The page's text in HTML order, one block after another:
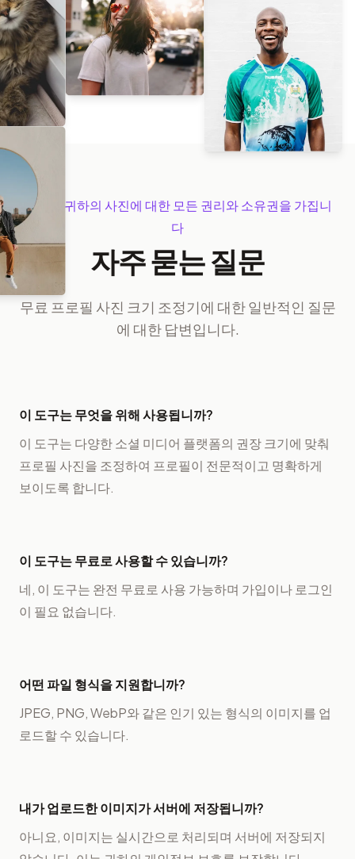
귀하는 귀하의 사진에 대한 모든 권리와 소유권을 가집니
다
자주 묻는 질문
무료 프로필 사진 크기 조정기에 대한 일반적인 질문
에 대한 답변입니다.
이 도구는 무엇을 위해 사용됩니까?
이 도구는 다양한 소셜 미디어 플랫폼의 권장 크기에 맞춰
프로필 사진을 조정하여 프로필이 전문적이고 명확하게
보이도록 합니다.
이 도구는 무료로 사용할 수 있습니까?
네, 이 도구는 완전 무료로 사용 가능하며 가입이나 로그인
이 필요 없습니다.
어떤 파일 형식을 지원합니까?
JPEG, PNG, WebP와 같은 인기 있는 형식의 이미지를 업
로드할 수 있습니다.
내가 업로드한 이미지가 서버에 저장됩니까?
아니요, 이미지는 실시간으로 처리되며 서버에 저장되지